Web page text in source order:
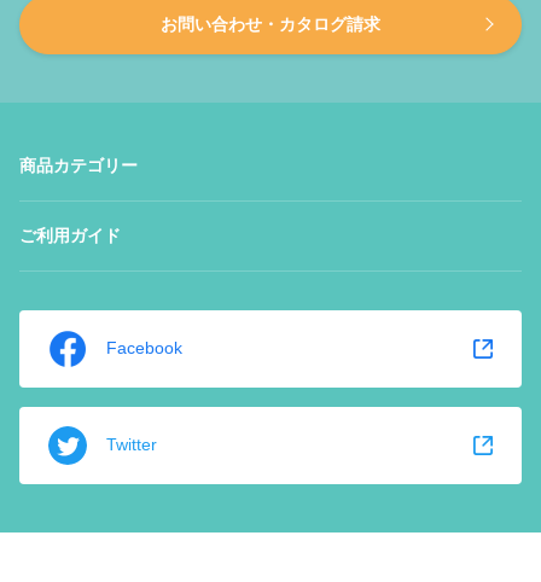
お問い合わせ・カタログ請求
商品カテゴリー
ご利用ガイド
Facebook
Twitter